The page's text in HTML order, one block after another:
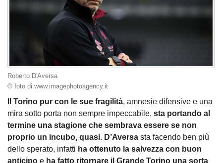
Roberto D'Aversa
© foto di www.imagephotoagency.it
Il Torino pur con le sue fragilità, amnesie difensive e una
mira sotto porta non sempre impeccabile, sta portando al
termine una stagione che sembrava essere se non
proprio un incubo, quasi. D’Aversa sta facendo ben più
dello sperato, infatti ha ottenuto la salvezza con buon
anticipo e ha fatto ritornare il Grande Torino una sorta